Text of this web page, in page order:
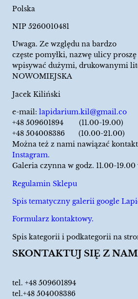
Polska
NIP 5260010481
Uwaga. Ze względu na bardzo
częste pomyłki, nazwę ulicy proszę
wpisywać dużymi, drukowanymi
NOWOMIEJSKA
Jacek Kiliński
e-mail: lapidarium.kil@gmail.co
+48 509601894 (11.00-19.00)
+48 504008386 (10.00-21.00)
Można też z nami nawiązać
Instagram.
Galeria czynna w godz. 11.00-
Regulamin Sklepu
Spis tematyczny galerii google
Formularz kontaktowy.
Spis kategorii i podkategorii na
SKONTAKTUJ SIĘ Z
tel. +48 509601894
tel.+48 504008386